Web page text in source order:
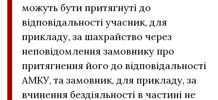
можуть бути притягнуті до
відповідальності учасник, для
прикладу, за шахрайство через
неповідомлення замовнику про
притягнення його до відповідальності
АМКУ, та замовник, для прикладу, за
вчинення бездіяльності в частині не